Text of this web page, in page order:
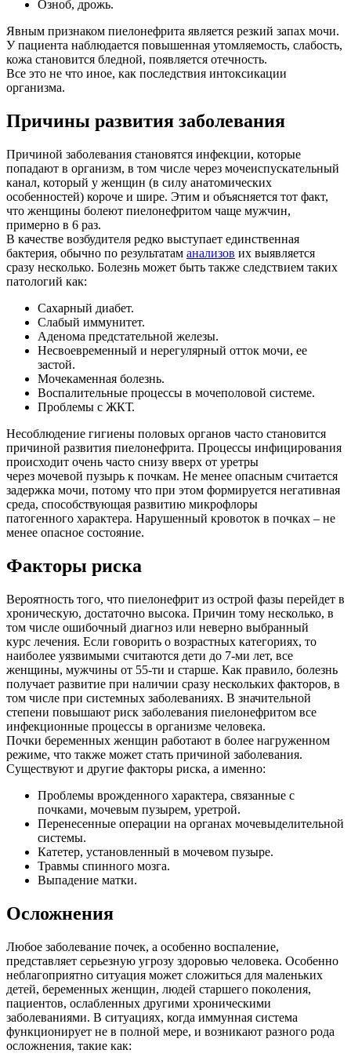
Озноб, дрожь.
Явным признаком пиелонефрита является резкий запах мочи.
У пациента наблюдается повышенная утомляемость, слабость,
кожа становится бледной, появляется отечность.
Все это не что иное, как последствия интоксикации
организма.
Причины развития заболевания
Причиной заболевания становятся инфекции, которые
попадают в организм, в том числе через мочеиспускательный
канал, который у женщин (в силу анатомических
особенностей) короче и шире. Этим и объясняется тот факт,
что женщины болеют пиелонефритом чаще мужчин,
примерно в 6 раз.
В качестве возбудителя редко выступает единственная
бактерия, обычно по результатам анализов их выявляется
сразу несколько. Болезнь может быть также следствием таких
патологий как:
Сахарный диабет.
Слабый иммунитет.
Аденома предстательной железы.
Несвоевременный и нерегулярный отток мочи, ее
застой.
Мочекаменная болезнь.
Воспалительные процессы в мочеполовой системе.
Проблемы с ЖКТ.
Несоблюдение гигиены половых органов часто становится
причиной развития пиелонефрита. Процессы инфицирования
происходит очень часто снизу вверх от уретры
через мочевой пузырь к почкам. Не менее опасным считается
задержка мочи, потому что при этом формируется негативная
среда, способствующая развитию микрофлоры
патогенного характера. Нарушенный кровоток в почках – не
менее опасное состояние.
Факторы риска
Вероятность того, что пиелонефрит из острой фазы перейдет в
хроническую, достаточно высока. Причин тому несколько, в
том числе ошибочный диагноз или неверно выбранный
курс лечения. Если говорить о возрастных категориях, то
наиболее уязвимыми считаются дети до 7-ми лет, все
женщины, мужчины от 55-ти и старше. Как правило, болезнь
получает развитие при наличии сразу нескольких факторов, в
том числе при системных заболеваниях. В значительной
степени повышают риск заболевания пиелонефритом все
инфекционные процессы в организме человека.
Почки беременных женщин работают в более нагруженном
режиме, что также может стать причиной заболевания.
Существуют и другие факторы риска, а именно:
Проблемы врожденного характера, связанные с
почками, мочевым пузырем, уретрой.
Перенесенные операции на органах мочевыделительной
системы.
Катетер, установленный в мочевом пузыре.
Травмы спинного мозга.
Выпадение матки.
Осложнения
Любое заболевание почек, а особенно воспаление,
представляет серьезную угрозу здоровью человека. Особенно
неблагоприятно ситуация может сложиться для маленьких
детей, беременных женщин, людей старшего поколения,
пациентов, ослабленных другими хроническими
заболеваниями. В ситуациях, когда иммунная система
функционирует не в полной мере, и возникают разного рода
осложнения, такие как: